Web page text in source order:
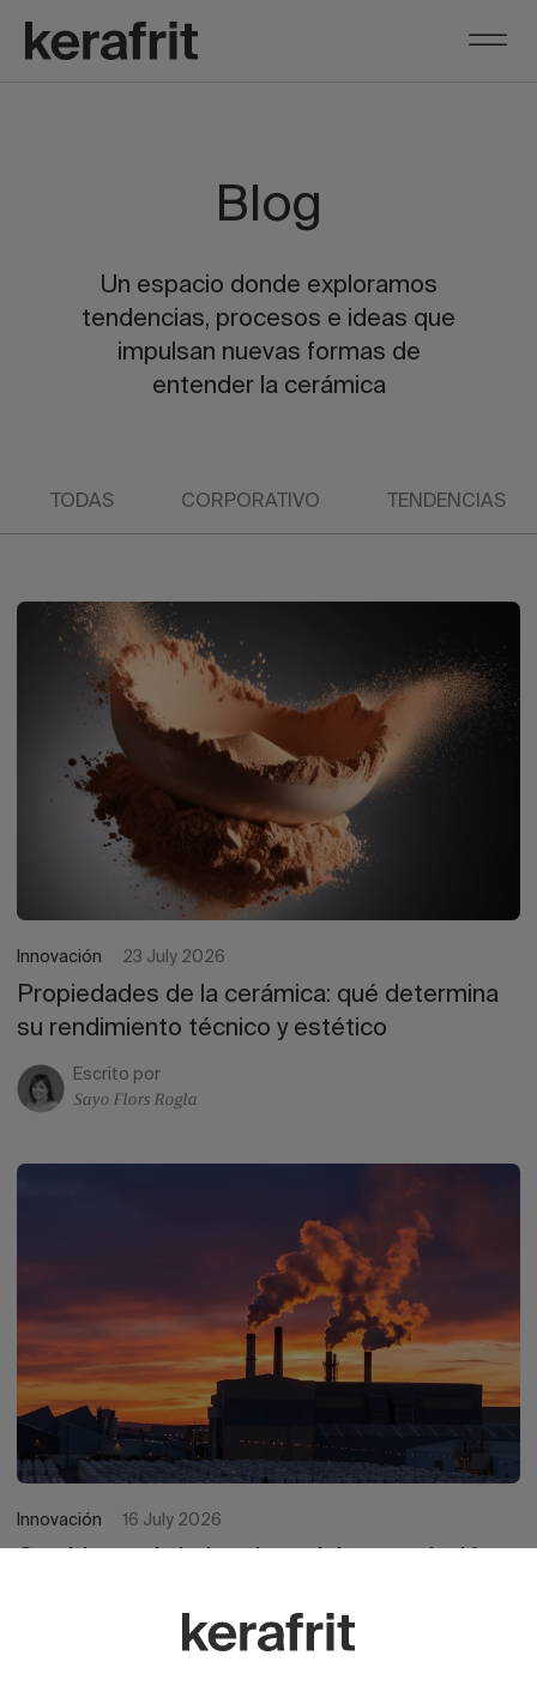
Blog
Un espacio donde exploramos
tendencias, procesos e ideas que
impulsan nuevas formas de
entender la cerámica
TODAS CORPORATIVO TENDENCIAS
Innovación 23 July 2026
Propiedades de la cerámica: qué determina
su rendimiento técnico y estético
Escrito por
Sayo Flors Rogla
Innovación 16 July 2026